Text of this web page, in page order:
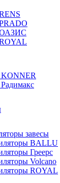
ОАЗИС
KONNER
завесы
BALLU
Греерс
Volcano
ROYAL